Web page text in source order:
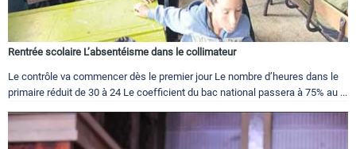
Rentrée scolaire L’absentéisme dans le collimateur
Le contrôle va commencer dès le premier jour Le nombre d’heures dans le
primaire réduit de 30 à 24 Le coefficient du bac national passera à 75% au ...